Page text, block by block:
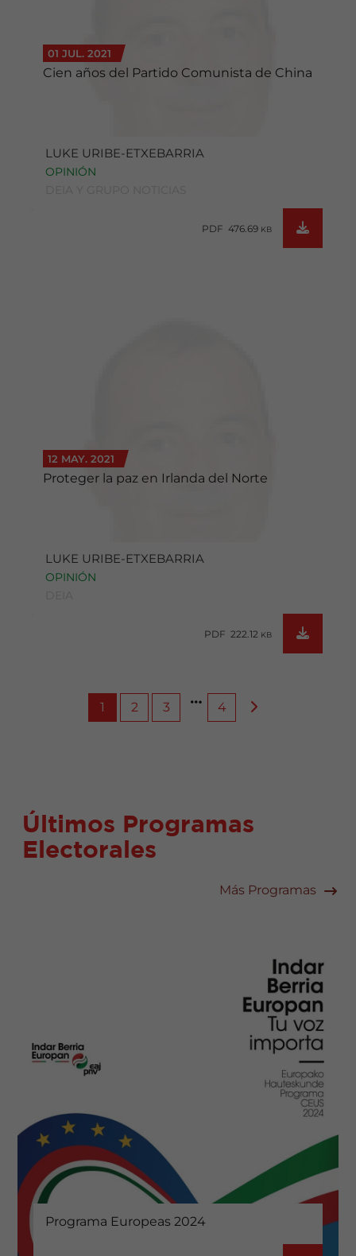
01 JUL. 2021
Cien años del Partido Comunista de China
LUKE URIBE-ETXEBARRIA
OPINIÓN
PDF 476.69 KB
12 MAY. 2021
Proteger la paz en Irlanda del Norte
LUKE URIBE-ETXEBARRIA
OPINIÓN
PDF 222.12 KB
1 2 3 4
Últimos Programas
Electorales
Más Programas
Programa Europeas 2024